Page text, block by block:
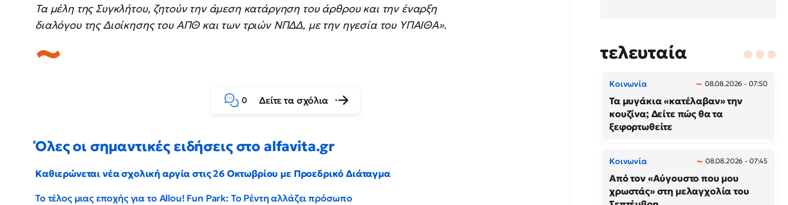
Τα μέλη της Συγκλήτου, ζητούν την άμεση κατάργηση του άρθρου και την έναρξη
διαλόγου της Διοίκησης του ΑΠΘ και των τριών ΝΠΔΔ, με την ηγεσία του ΥΠΑΙΘΑ».
0 Δείτε τα σχόλια
Όλες οι σημαντικές ειδήσεις στο alfavita.gr
Καθιερώνεται νέα σχολική αργία στις 26 Οκτωβρίου με Προεδρικό Διάταγμα
Το τέλος μιας εποχής για το Allou! Fun Park: Το Ρέντη αλλάζει πρόσωπο
τελευταία
Κοινωνία 08.08.2026 - 07:50
Τα μυγάκια «κατέλαβαν» την
κουζίνα; Δείτε πώς θα τα
ξεφορτωθείτε
Κοινωνία 08.08.2026 - 07:45
Από τον «Αύγουστο που μου
χρωστάς» στη μελαγχολία του